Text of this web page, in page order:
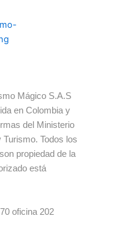
Mágico S.A.S
en Colombia y
del Ministerio
Todos los
propiedad de la
está
oficina 202